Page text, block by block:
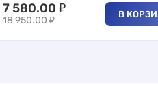
7 580.00 ₽
18 950.00₽
В